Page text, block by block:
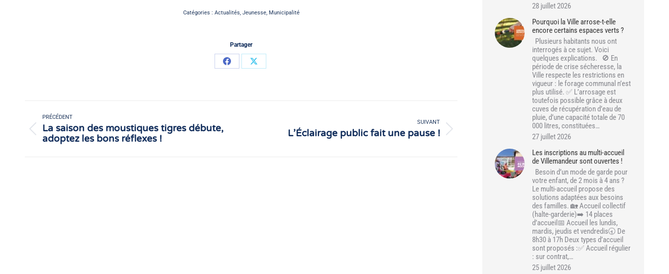
Catégories : Actualités, Jeunesse, Municipalité
Partager
PartagerPartager
article
PRÉCÉDENT
Article
précédent
La saison des moustiques tigres débute,
adoptez les bons réflexes !
SUIVANT
L’Éclairage public fait une pause !
28 juillet 2026
Pourquoi la Ville arrose-t-elle
encore certains espaces verts ?
Plusieurs habitants nous ont
interrogés à ce sujet. Voici
quelques explications. 🚫 En
période de crise sécheresse, la
Ville respecte les restrictions en
vigueur : le forage communal n’est
plus utilisé. ✅ L’arrosage est
toutefois possible grâce à deux
cuves de récupération d’eau de
pluie, d’une capacité totale de 70
000 litres, constituées…
27 juillet 2026
Les inscriptions au multi-accueil
de Villemandeur sont ouvertes !
Besoin d’un mode de garde pour
votre enfant, de 2 mois à 4 ans ?
Le multi-accueil propose des
solutions adaptées aux besoins
des familles. 🏡 Accueil collectif
(halte-garderie)➡️ 14 places
d’accueil📅 Accueil les lundis,
mardis, jeudis et vendredis🕣 De
8h30 à 17h Deux types d’accueil
sont proposés :✅ Accueil régulier
: sur contrat,…
25 juillet 2026